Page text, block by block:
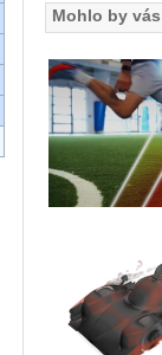
Mohlo by